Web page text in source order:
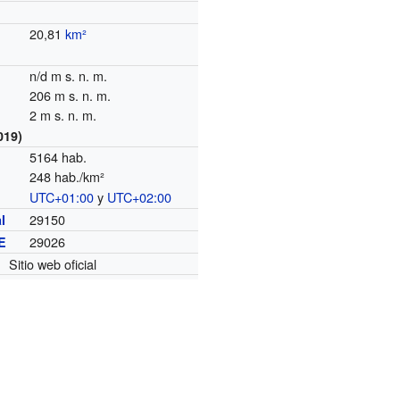
20,81km²
n/d m s. n. m.
206 m s. n. m.
2 m s. n. m.
5164 hab.
248 hab./km²
UTC+01:00y UTC+02:00
29150
29026
Sitio web oficial